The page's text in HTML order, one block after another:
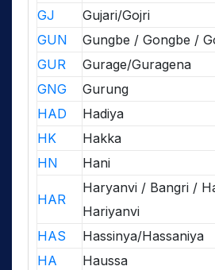
GJ
Gujari/Gojri
GUN
Gungbe / Gongbe /
GUR
Gurage/Guragena
GNG
Gurung
HAD
Hadiya
HK
Hakka
HN
Hani
HAR
Haryanvi / Bangri /
Hariyanvi
HAS
Hassinya/Hassaniya
HA
Haussa